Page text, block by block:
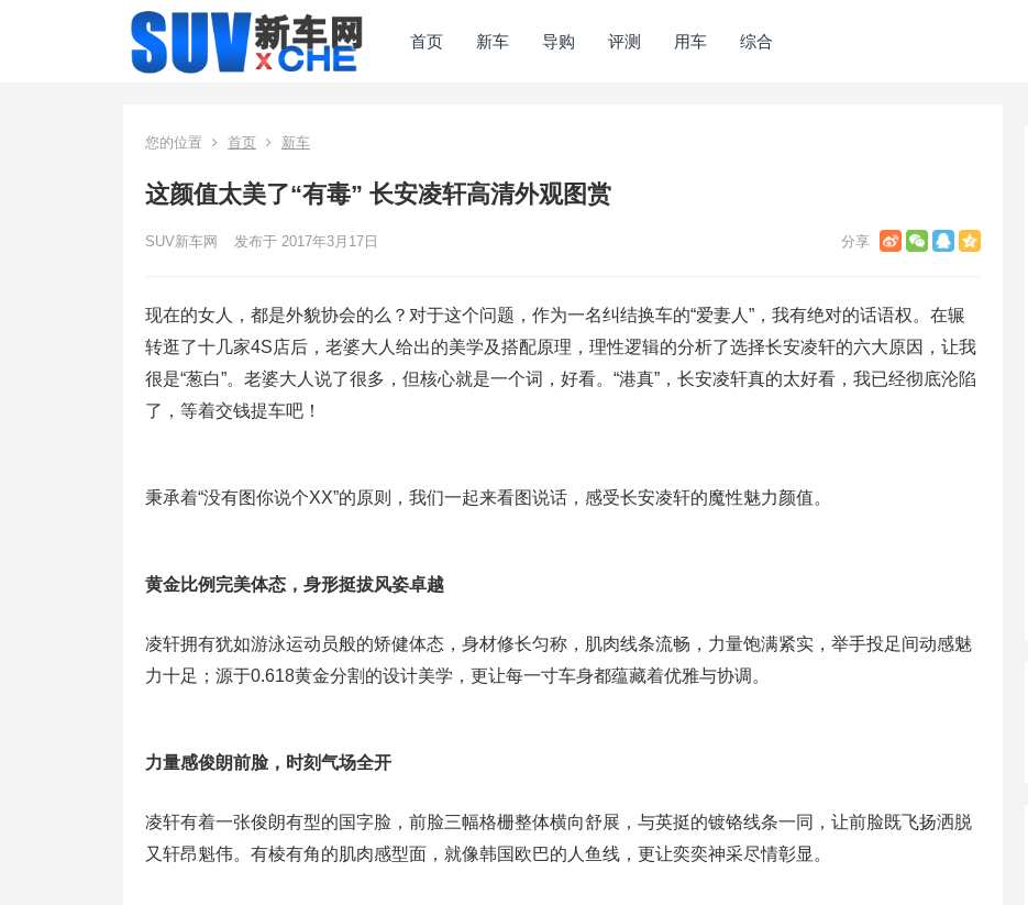
首页 新车 导购 评测 用车 综合
您的位置 首页 新车
这颜值太美了“有毒” 长安凌轩高清外观图赏
SUV新车网 发布于 2017年3月17日
现在的女人，都是外貌协会的么？对于这个问题，作为一名纠结换车的“爱妻人”，我有绝对的话语权。在辗
转逛了十几家4S店后，老婆大人给出的美学及搭配原理，理性逻辑的分析了选择长安凌轩的六大原因，让我
很是“葱白”。老婆大人说了很多，但核心就是一个词，好看。“港真”，长安凌轩真的太好看，我已经彻底沦陷
了，等着交钱提车吧！
秉承着“没有图你说个XX”的原则，我们一起来看图说话，感受长安凌轩的魔性魅力颜值。
黄金比例完美体态，身形挺拔风姿卓越
凌轩拥有犹如游泳运动员般的矫健体态，身材修长匀称，肌肉线条流畅，力量饱满紧实，举手投足间动感魅
力十足；源于0.618黄金分割的设计美学，更让每一寸车身都蕴藏着优雅与协调。
力量感俊朗前脸，时刻气场全开
凌轩有着一张俊朗有型的国字脸，前脸三幅格栅整体横向舒展，与英挺的镀铬线条一同，让前脸既飞扬洒脱
又轩昂魁伟。有棱有角的肌肉感型面，就像韩国欧巴的人鱼线，更让奕奕神采尽情彰显。